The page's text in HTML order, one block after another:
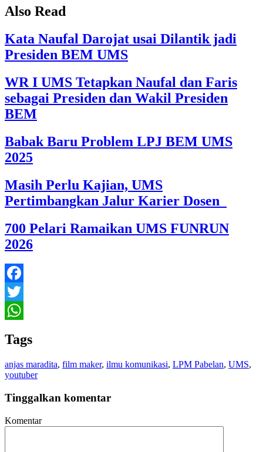
Also Read
Kata Naufal Darojat usai Dilantik jadi
Presiden BEM UMS
WR I UMS Tetapkan Naufal dan Faris
sebagai Presiden dan Wakil Presiden
BEM
Babak Baru Problem LPJ BEM UMS
2025
Masih Perlu Kajian, UMS
Pertimbangkan Jalur Karier Dosen
700 Pelari Ramaikan UMS FUNRUN
2026
Facebook
Twitter
Tags
anjas maradita, film maker, ilmu komunikasi, LPM Pabelan, UMS,
youtuber
Tinggalkan komentar
Komentar